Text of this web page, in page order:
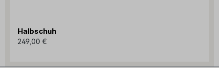
Halbschuh
249,00 €